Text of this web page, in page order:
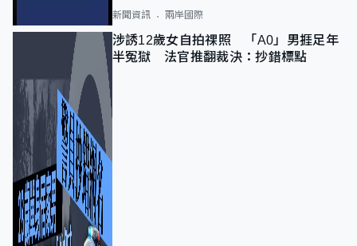
新聞資訊 兩岸國際
涉誘12歲女自拍祼照 「A0」男捱足年
半冤獄 法官推翻裁決：抄錯標點